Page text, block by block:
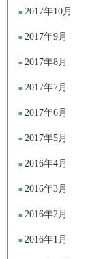
2017年10月
2017年9月
2017年8月
2017年7月
2017年6月
2017年5月
2016年4月
2016年3月
2016年2月
2016年1月